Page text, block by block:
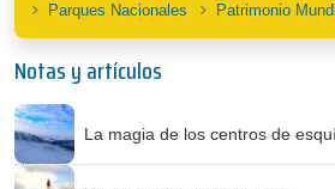
Parques Nacionales
Patrimonio
Notas y artículos
La magia de los centros de